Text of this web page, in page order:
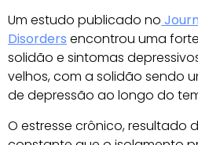
Um estudo publicado no
Disorders encontrou uma
solidão e sintomas
velhos, com a solidão sendo
de depressão ao longo do
O estresse crônico, resultado